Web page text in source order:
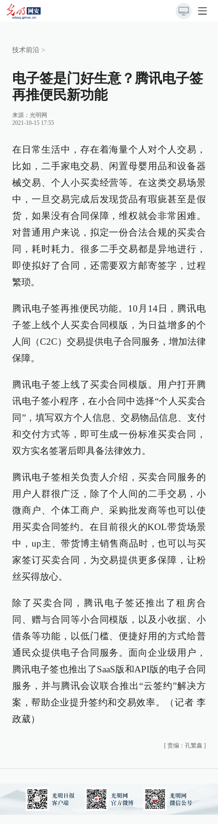
技术前沿 >
电子签是门好生意？腾讯电子签
再推便民新功能
来源： 光明网
2021-10-15 17:55
在日常生活中，存在着海量个人对个人交易，
比如，二手家电交易、闲置母婴用品和设备器
械交易、个人小买卖经营等。在这类交易场景
中，一旦交易完成后发现货品有瑕疵甚至是假
货，如果没有合同保障，维权就会非常困难。
对普通用户来说，拟定一份合法合规的买卖合
同，耗时耗力。很多二手交易都是异地进行，
即使拟好了合同，还需要双方邮寄签字，过程
繁琐。
腾讯电子签再推便民功能。10月14日，腾讯电
子签上线个人买卖合同模版，为日益增多的个
人间（C2C）交易提供电子合同服务，增加法律
保障。
腾讯电子签上线了买卖合同模版。用户打开腾
讯电子签小程序，在小合同中选择“个人买卖合
同”，填写双方个人信息、交易物品信息、支付
和交付方式等，即可生成一份标准买卖合同，
双方实名签署后即具备法律效力。
腾讯电子签相关负责人介绍，买卖合同服务的
用户人群很广泛，除了个人间的二手交易，小
微商户、个体工商户、采购批发商等也可以使
用买卖合同签约。在目前很火的KOL带货场景
中，up主、带货博主销售商品时，也可以与买
家签订买卖合同，为交易提供更多保障，让粉
丝买得放心。
除了买卖合同，腾讯电子签还推出了租房合
同、赠与合同等小合同模版，以及小收据、小
借条等功能，以低门槛、便捷好用的方式给普
通民众提供电子合同服务。面向企业级用户，
腾讯电子签也推出了SaaS版和API版的电子合同
服务，并与腾讯会议联合推出“云签约”解决方
案，帮助企业提升签约和交易效率。（记者 李
政葳）
[ 责编：孔繁鑫 ]